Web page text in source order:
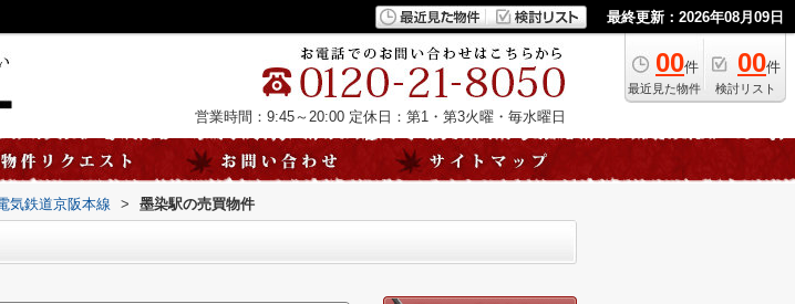
最終更新：2026年08月09日
00件
最近見た物件
00件
検討リスト
営業時間：9:45～20:00 定休日：第1・第3火曜・毎水曜日
気鉄道京阪本線 > 墨染駅の売買物件